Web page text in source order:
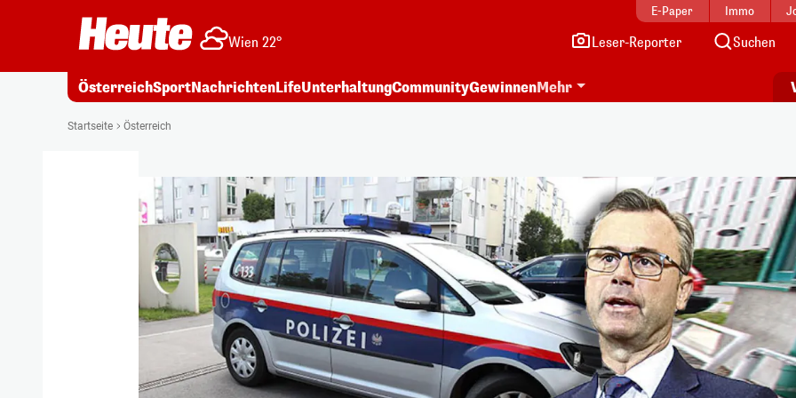
E-Paper Immo
Wien 22° Leser-Reporter Suchen
ÖsterreichSportNachrichtenLifeUnterhaltungCommunityGewinnenMehr
Startseite Österreich